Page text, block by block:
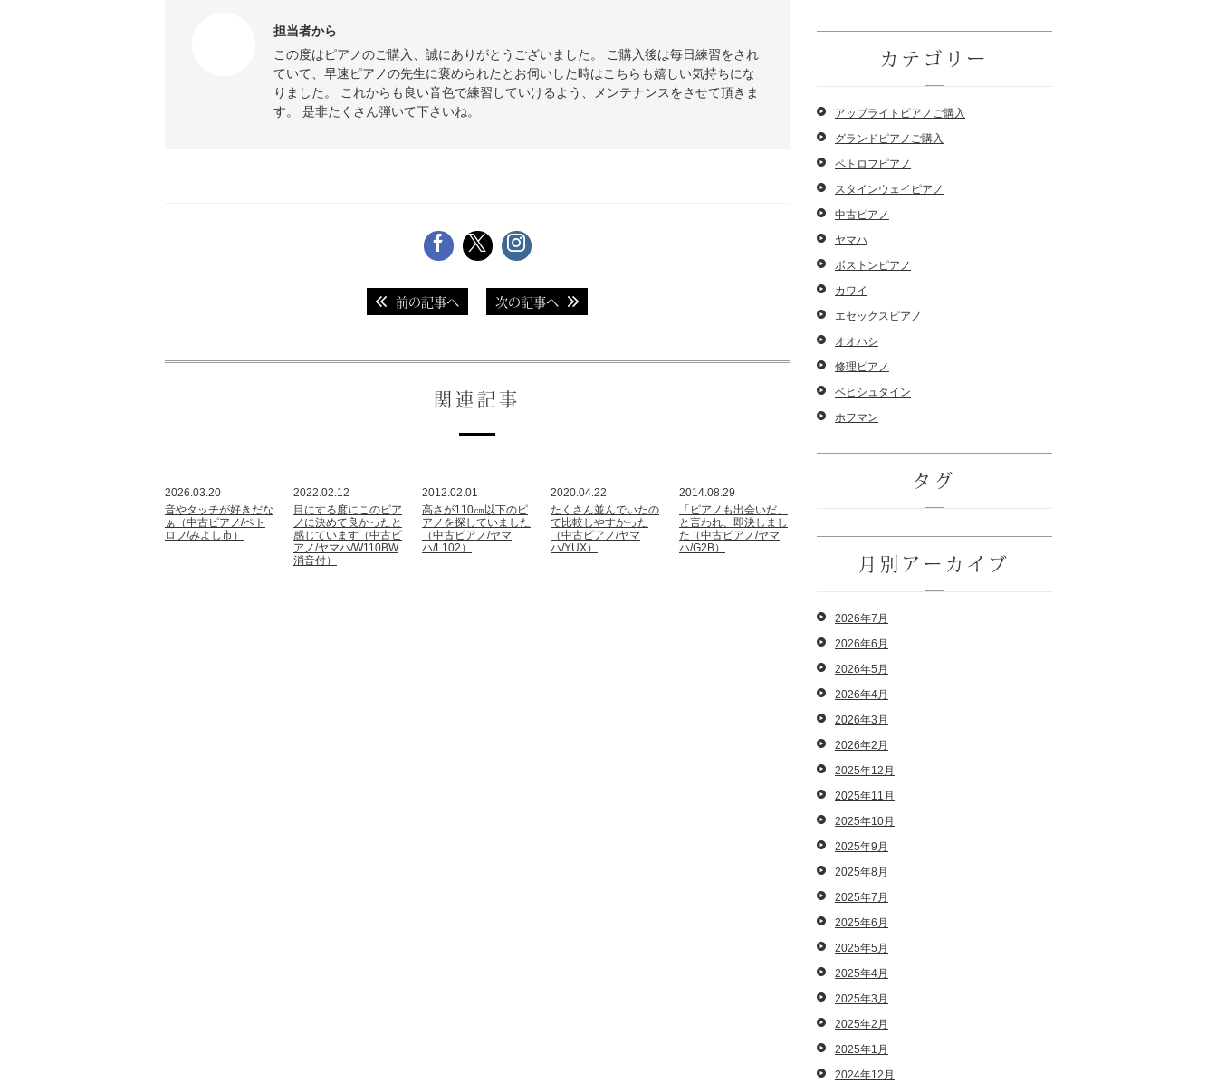
担当者から
この度はピアノのご購入、誠にありがとうございました。 ご購入後は毎日練習をされ
ていて、早速ピアノの先生に褒められたとお伺いした時はこちらも嬉しい気持ちにな
りました。 これからも良い音色で練習していけるよう、メンテナンスをさせて頂きま
す。 是非たくさん弾いて下さいね。
前の記事へ 次の記事へ
関連記事
2026.03.20
音やタッチが好きだな
ぁ（中古ピアノ/ペト
ロフ/みよし市）
2022.02.12
目にする度にこのピア
ノに決めて良かったと
感じています（中古ピ
アノ/ヤマハ/W110BW
消音付）
2012.02.01
高さが110㎝以下のピ
アノを探していました
（中古ピアノ/ヤマ
ハ/L102）
2020.04.22
たくさん並んでいたの
で比較しやすかった
（中古ピアノ/ヤマ
ハ/YUX）
2014.08.29
「ピアノも出会いだ」
と言われ、即決しまし
た（中古ピアノ/ヤマ
ハ/G2B）
カテゴリー
アップライトピアノご購入
グランドピアノご購入
ペトロフピアノ
スタインウェイピアノ
中古ピアノ
ヤマハ
ボストンピアノ
カワイ
エセックスピアノ
オオハシ
修理ピアノ
ベヒシュタイン
ホフマン
タグ
月別アーカイブ
2026年7月
2026年6月
2026年5月
2026年4月
2026年3月
2026年2月
2025年12月
2025年11月
2025年10月
2025年9月
2025年8月
2025年7月
2025年6月
2025年5月
2025年4月
2025年3月
2025年2月
2025年1月
2024年12月